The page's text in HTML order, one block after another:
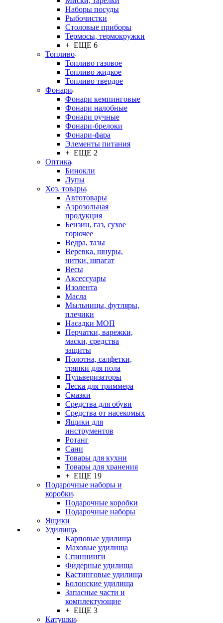
Наборы посуды
Рыбочистки
Столовые приборы
Термосы, термокружки
+ ЕЩЕ 6
Топливо
Топливо газовое
Топливо жидкое
Топливо твердое
Фонари
Фонари кемпинговые
Фонари налобные
Фонари ручные
Фонари-брелоки
Фонари-фара
Элементы питания
+ ЕЩЕ 2
Оптика
Бинокли
Лупы
Хоз. товары
Автотовары
Аэрозольная
продукция
Бензин, газ, сухое
горючее
Ведра, тазы
Веревка, шнуры,
нитки, шпагат
Весы
Аксессуары
Изолента
Масла
Мыльницы, футляры,
плечики
Насадки МОП
Перчатки, варежки,
маски, средства
защиты
Полотна, салфетки,
тряпки для пола
Пульверизаторы
Леска для триммера
Смазки
Средства для обуви
Средства от насекомых
Ящики для
инструментов
Ротанг
Сани
Товары для кухни
Товары для хранения
+ ЕЩЕ 19
Подарочные наборы и
коробки
Подарочные коробки
Подарочные наборы
Ящики
Удилища
Карповые удилища
Маховые удилища
Спиннинги
Фидерные удилища
Кастинговые удилища
Болонские удилища
Запасные части и
комплектующие
+ ЕЩЕ 3
Катушки